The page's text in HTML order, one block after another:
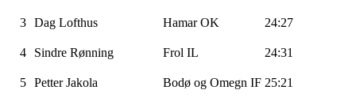
3 Dag Lofthus Hamar OK 24:27
4 Sindre Rønning Frol IL 24:31
5 PetterJakola Bodø og Omegn IF 25:21